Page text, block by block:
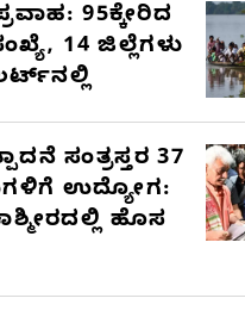
95ಕ್ಕೇರಿದ
14 ಜಿಲ್ಲೆಗಳು
ಸಂತ್ರಸ್ತರ 37
ಉದ್ಯೋಗ:
ಹೊಸ